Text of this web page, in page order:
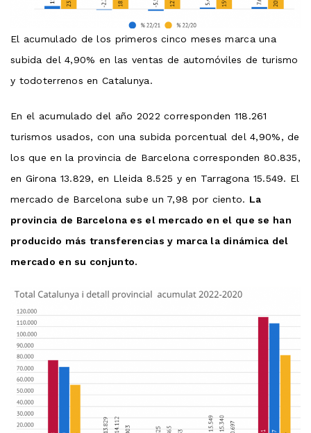
El acumulado de los primeros cinco meses marca una
subida del 4,90% en las ventas de automóviles de turismo
y todoterrenos en Catalunya.
En el acumulado del año 2022 corresponden 118.261
turismos usados, con una subida porcentual del 4,90%, de
los que en la provincia de Barcelona corresponden 80.835,
en Girona 13.829, en Lleida 8.525 y en Tarragona 15.549. El
mercado de Barcelona sube un 7,98 por ciento. La
provincia de Barcelona es el mercado en el que se han
producido más transferencias y marca la dinámica del
mercado en su conjunto.